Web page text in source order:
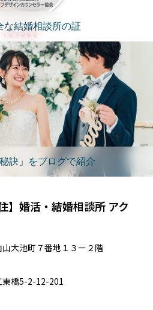
な結婚相談所の証
訣」をブログで紹介
】婚活・結婚相談所 アク
大池町７番地１３ー２階
東橋5-2-12-201